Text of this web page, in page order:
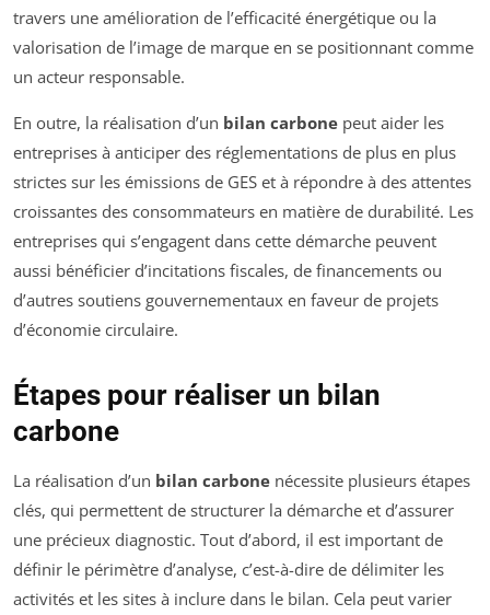
travers une amélioration de l’efficacité énergétique ou la
valorisation de l’image de marque en se positionnant comme
un acteur responsable.
En outre, la réalisation d’un bilan carbone peut aider les
entreprises à anticiper des réglementations de plus en plus
strictes sur les émissions de GES et à répondre à des attentes
croissantes des consommateurs en matière de durabilité. Les
entreprises qui s’engagent dans cette démarche peuvent
aussi bénéficier d’incitations fiscales, de financements ou
d’autres soutiens gouvernementaux en faveur de projets
d’économie circulaire.
Étapes pour réaliser un bilan
carbone
La réalisation d’un bilan carbone nécessite plusieurs étapes
clés, qui permettent de structurer la démarche et d’assurer
une précieux diagnostic. Tout d’abord, il est important de
définir le périmètre d’analyse, c’est-à-dire de délimiter les
activités et les sites à inclure dans le bilan. Cela peut varier